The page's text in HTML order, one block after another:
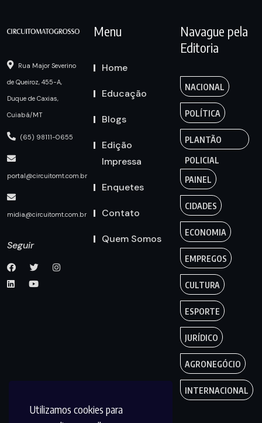
Utilizamos cookies para
Rua Major Severino
de Queiroz, 455-A,
Duque de Caxias,
Cuiabá/MT
(65) 98111-0655
portal@circuitomt.com.br
midia@circuitomt.com.br
Seguir
Menu
Home
Educação
Blogs
Edição
Impressa
Enquetes
Contato
Quem Somos
Navague pela
Editoria
NACIONAL
POLÍTICA
PLANTÃO
POLICIAL
PAINEL
CIDADES
ECONOMIA
EMPREGOS
CULTURA
ESPORTE
JURÍDICO
AGRONEGÓCIO
INTERNACIONAL